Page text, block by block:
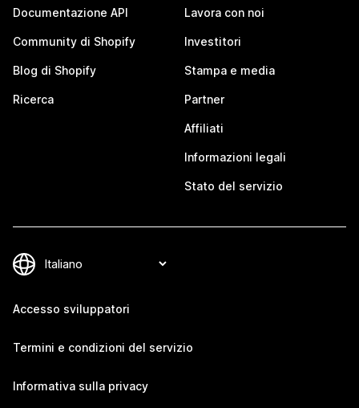
Documentazione API
Community di Shopify
Blog di Shopify
Ricerca
Lavora con noi
Investitori
Stampa e media
Partner
Affiliati
Informazioni legali
Stato del servizio
Accesso sviluppatori
Termini e condizioni del servizio
Informativa sulla privacy